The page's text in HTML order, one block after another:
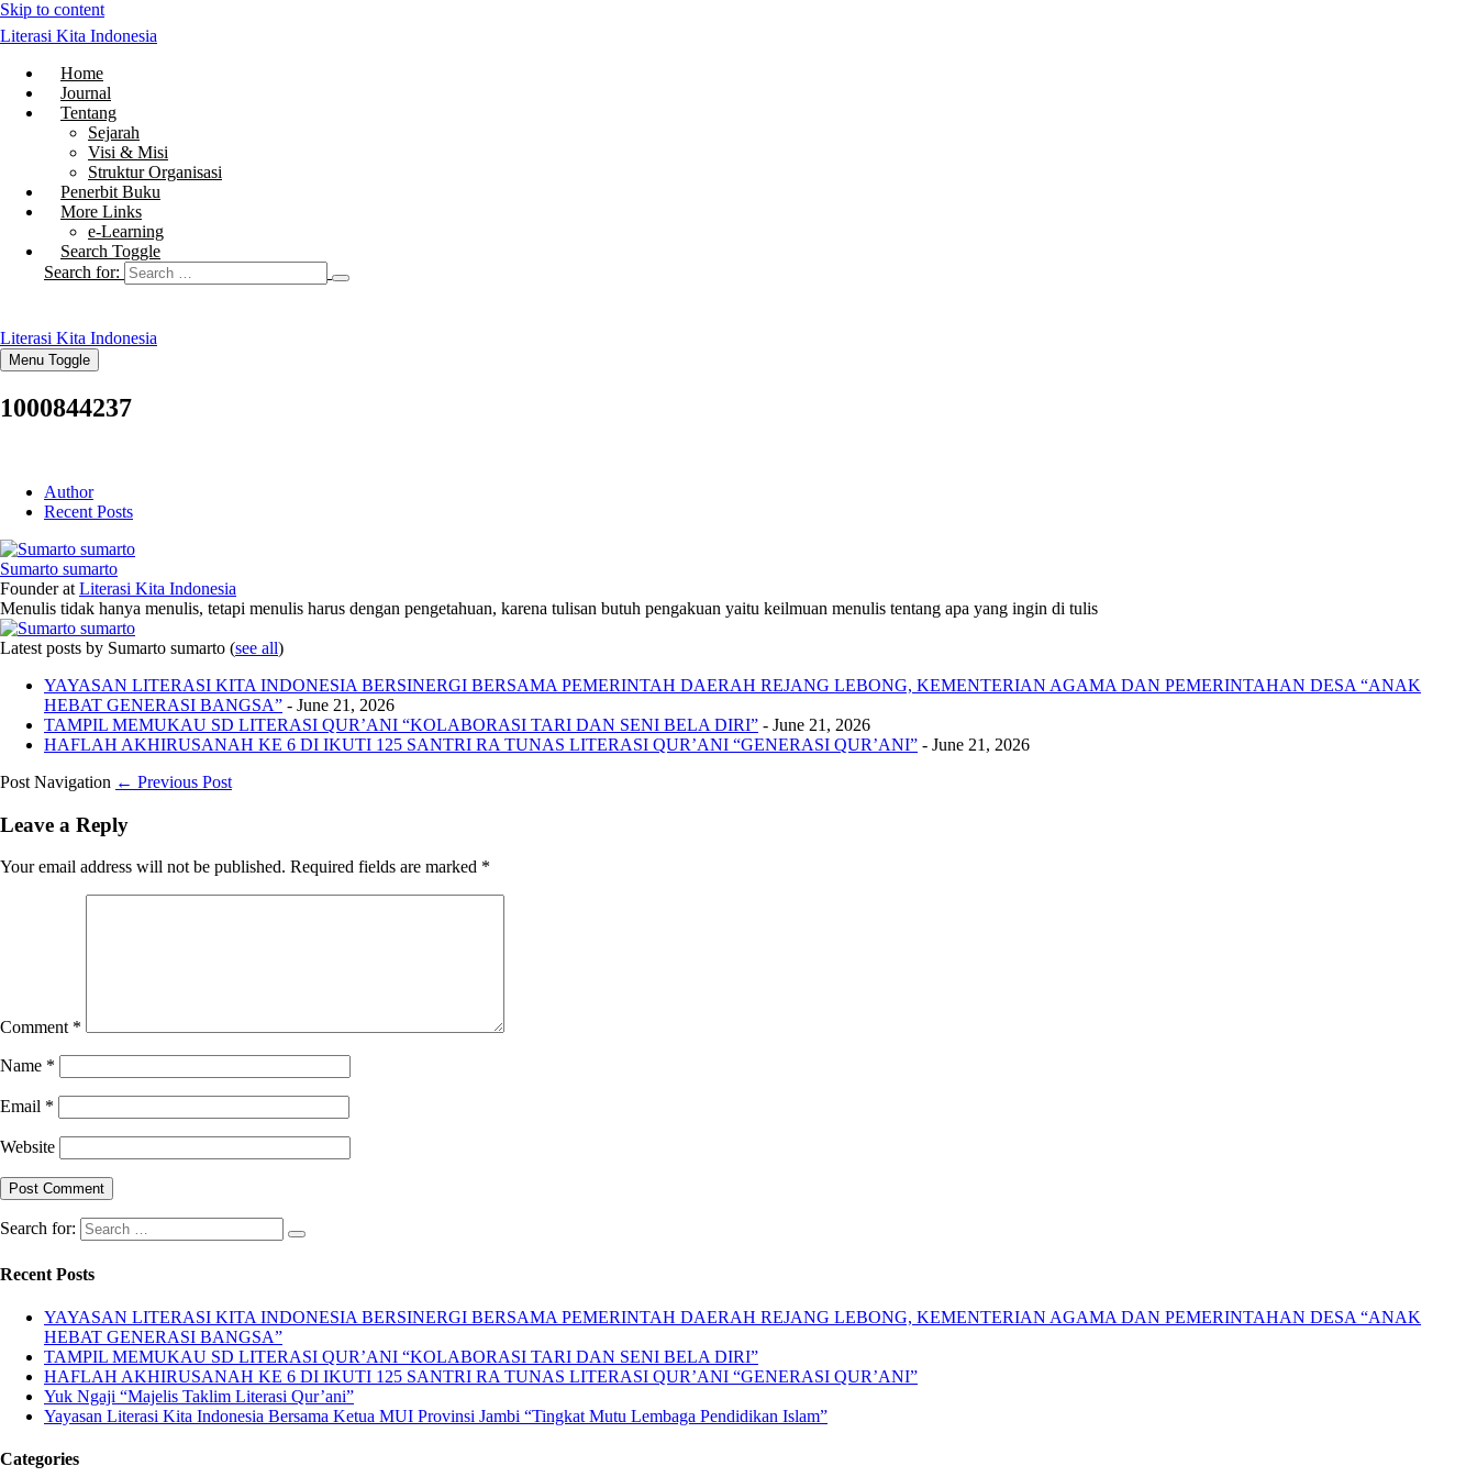
Skip to content
Literasi Kita Indonesia
Home
Journal
Tentang
Sejarah
Visi & Misi
Struktur Organisasi
Penerbit Buku
More Links
e-Learning
Search Toggle
Search for:
Literasi Kita Indonesia
Menu Toggle
1000844237
Author
Recent Posts
Sumarto sumarto
Founderat Literasi Kita Indonesia
Menulis tidak hanya menulis, tetapi menulis harus dengan pengetahuan, karena tulisan butuh pengakuan yaitu keilmuan menulis tentang apa yang ingin di tulis
Latest posts by Sumarto sumarto (see all)
YAYASAN LITERASI KITA INDONESIA BERSINERGI BERSAMA PEMERINTAH DAERAH REJANG LEBONG, KEMENTERIAN AGAMA DAN PEMERINTAHAN DESA “ANAK
HEBAT GENERASI BANGSA” - June 21, 2026
TAMPIL MEMUKAU SD LITERASI QUR’ANI “KOLABORASI TARI DAN SENI BELA DIRI” - June 21, 2026
HAFLAH AKHIRUSANAH KE 6 DI IKUTI 125 SANTRI RA TUNAS LITERASI QUR’ANI “GENERASI QUR’ANI” - June 21, 2026
Post Navigation ← Previous Post
Leave a Reply
Your email address will not be published. Required fields are marked *
Comment *
Name *
Email *
Website
Search for:
Recent Posts
YAYASAN LITERASI KITA INDONESIA BERSINERGI BERSAMA PEMERINTAH DAERAH REJANG LEBONG, KEMENTERIAN AGAMA DAN PEMERINTAHAN DESA “ANAK
HEBAT GENERASI BANGSA”
TAMPIL MEMUKAU SD LITERASI QUR’ANI “KOLABORASI TARI DAN SENI BELA DIRI”
HAFLAH AKHIRUSANAH KE 6 DI IKUTI 125 SANTRI RA TUNAS LITERASI QUR’ANI “GENERASI QUR’ANI”
Yuk Ngaji “Majelis Taklim Literasi Qur’ani”
Yayasan Literasi Kita Indonesia Bersama Ketua MUI Provinsi Jambi “Tingkat Mutu Lembaga Pendidikan Islam”
Categories